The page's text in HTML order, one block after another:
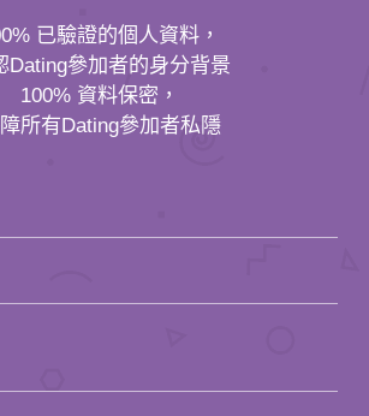
已驗證的個人資料，
Dating參加者的身分背景
100% 資料保密，
所有Dating參加者私隱